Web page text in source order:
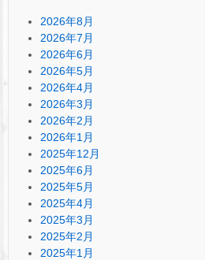
2026年8月
2026年7月
2026年6月
2026年5月
2026年4月
2026年3月
2026年2月
2026年1月
2025年12月
2025年6月
2025年5月
2025年4月
2025年3月
2025年2月
2025年1月